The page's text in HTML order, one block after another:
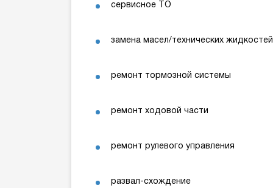
сервисное ТО
замена масел/технических жидкостей
ремонт тормозной системы
ремонт ходовой части
ремонт рулевого управления
развал-схождение